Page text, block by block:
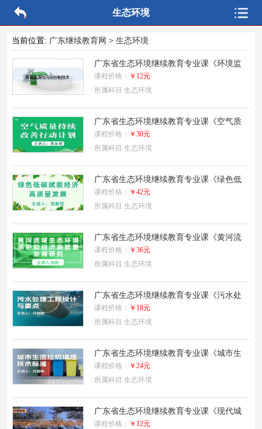
生态环境
当前位置: 广东继续教育网 > 生态环境
广东省生态环境继续教育专业课《环境监
测与污染控制技术》
课程价格： ￥12元
所属科目 生态环境
广东省生态环境继续教育专业课《空气质
量持续改善行动计划》
课程价格： ￥30元
所属科目 生态环境
广东省生态环境继续教育专业课《绿色低
碳赋能经济高质量发展》
课程价格： ￥42元
所属科目 生态环境
广东省生态环境继续教育专业课《黄河流
域生态环境保护和经济高质量发展研究
课程价格： ￥36元
所属科目 生态环境
广东省生态环境继续教育专业课《污水处
理工程设计与要点》
课程价格： ￥18元
所属科目 生态环境
广东省生态环境继续教育专业课《城市生
活垃圾填埋技术标准》
课程价格： ￥24元
所属科目 生态环境
广东省生态环境继续教育专业课《现代城
镇环境治理与无障碍法规实务》
课程价格： ￥12元